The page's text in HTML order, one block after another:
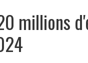
millions